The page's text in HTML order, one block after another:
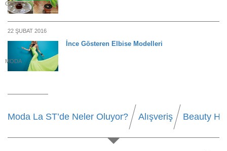
GENEL
22 ŞUBAT 2016
MODA
İnce Gösteren Elbise Modelleri
Moda La ST’de Neler Oluyor? Alışveriş Beauty